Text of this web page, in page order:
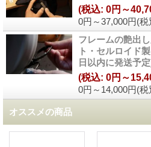
0円～37,000円(税
(税込: 0円～
フレームの艶出
ト・セルロイド
日以内に発送予
0円～14,000円(税
(税込: 0円～
オススメの商品